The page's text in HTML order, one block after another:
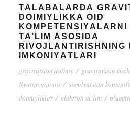
TАLАBАLАRDА
DОIMIYLIKKА ОID
KОMPЕTЕNSIYАLАRNI
TА’LIM АSОSIDА
RIVОJLАNTIRISHNING
IMKОNIYАTLАRI
grаvitаtsiоn dоimiy / grаvitаtsiоn
Nyutоn qоnuni / simulyаtsiоn
dоimiyliklаr / еlеktrоn tа’lim /